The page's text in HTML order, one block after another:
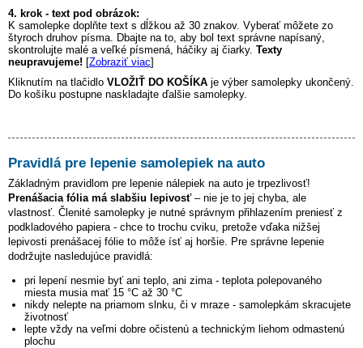
4. krok - text pod obrázok:
K samolepke doplňte text s dĺžkou až 30 znakov. Vyberať môžete zo
štyroch druhov písma. Dbajte na to, aby bol text správne napísaný,
skontrolujte malé a veľké písmená, háčiky aj čiarky. Texty
neupravujeme! [Zobraziť viac]
Kliknutím na tlačidlo VLOŽIŤ DO KOŠÍKA je výber samolepky ukončený.
Do košíku postupne naskladajte ďalšie samolepky.
Pravidlá pre lepenie samolepiek na auto
Základným pravidlom pre lepenie nálepiek na auto je trpezlivosť!
Prenášacia fólia má slabšiu lepivosť– nie je to jej chyba, ale
vlastnosť. Členité samolepky je nutné správnym přihlazením preniesť z
podkladového papiera - chce to trochu cviku, pretože vďaka nižšej
lepivosti prenášacej fólie to môže ísť aj horšie. Pre správne lepenie
dodržujte nasledujúce pravidlá:
pri lepení nesmie byť ani teplo, ani zima - teplota polepovaného
miesta musia mať 15 °C až 30 °C
nikdy nelepte na priamom slnku, či v mraze - samolepkám skracujete
životnosť
lepte vždy na veľmi dobre očistenú a technickým liehom odmastenú
plochu